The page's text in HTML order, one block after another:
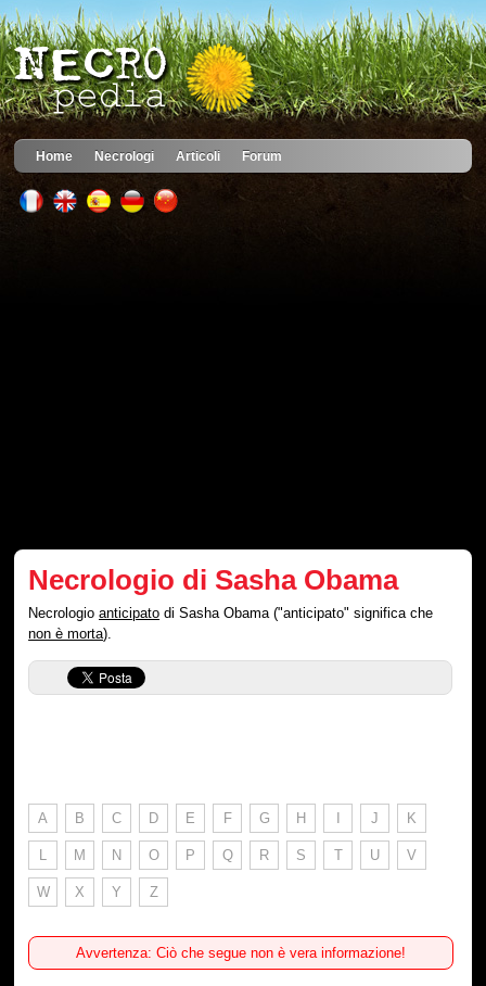
Home Necrologi Articoli Forum
Necrologio di Sasha Obama
Necrologioanticipato di Sasha Obama ("anticipato" significa che
non è morta).
A B C D E F G H I J K
L M N O P Q R S T U V
W X Y Z
Avvertenza: Ciò che segue non è vera informazione!